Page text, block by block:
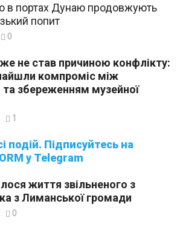
у Telegram
в портах Дунаю продовжують
попит
0
не став причиною конфлікту:
компроміс між
та збереженням музейної
1
життя звільненого з
з Лиманської громади
0